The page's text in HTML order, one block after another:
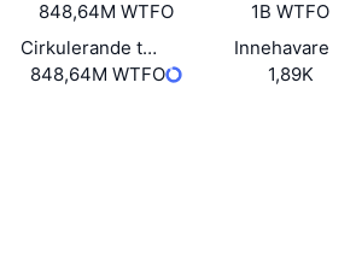
848,64M WTFO
1B WTFO
Cirkulerande tillgångar
848,64M WTFO
Innehavare
1,89K